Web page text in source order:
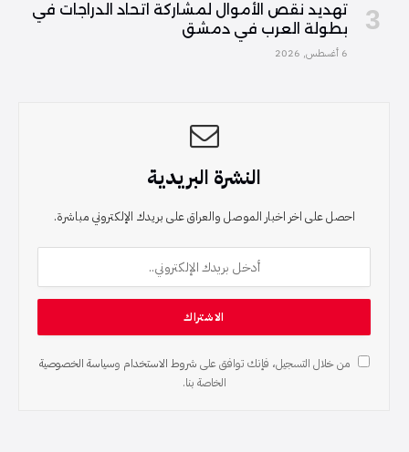
تهديد نقص الأموال لمشاركة اتحاد الدراجات في
بطولة العرب في دمشق
6 أغسطس, 2026
النشرة البريدية
احصل على اخر اخبار الموصل والعراق على بريدك الإلكتروني مباشرة.
من خلال التسجيل، فإنك توافق على شروط الاستخدام وسياسة الخصوصية
الخاصة بنا.